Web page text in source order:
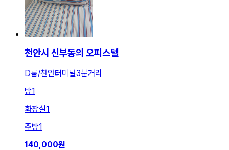
천안시 신부동의 오피스텔
D룸/천안터미널3분거리
방1
화장실1
주방1
140,000원